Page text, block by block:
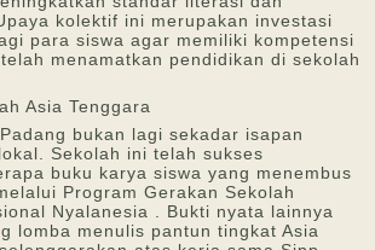
kolektif ini merupakan investasi
para siswa agar memiliki kompetensi
menamatkan pendidikan di sekolah
Asia Tenggara
bukan lagi sekadar isapan
Sekolah ini telah sukses
buku karya siswa yang menembus
Program Gerakan Sekolah
Nyalanesia . Bukti nyata lainnya
lomba menulis pantun tingkat Asia